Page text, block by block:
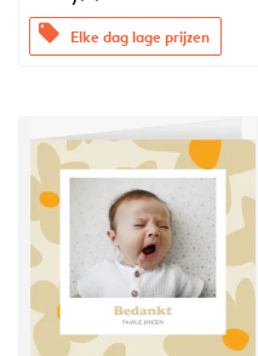
offers Elke dag lage prijzen